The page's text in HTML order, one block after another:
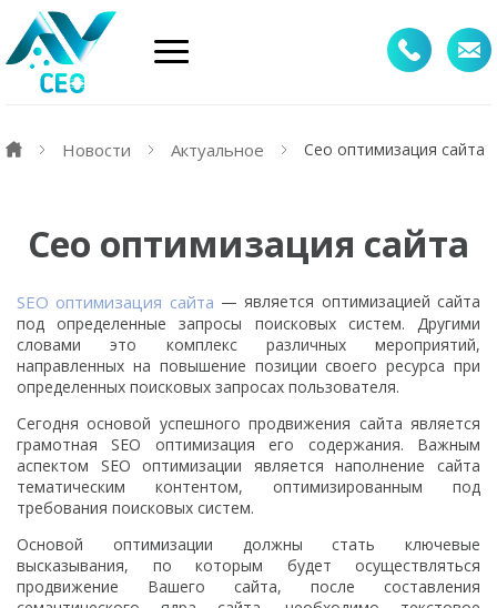
Новости Актуальное Сео оптимизация сайта
Сео оптимизация сайта
SEO оптимизация сайта — является оптимизацией сайта
под определенные запросы поисковых систем. Другими
словами это комплекс различных мероприятий,
направленных на повышение позиции своего ресурса при
определенных поисковых запросах пользователя.
Сегодня основой успешного продвижения сайта является
грамотная SEO оптимизация его содержания. Важным
аспектом SEO оптимизации является наполнение сайта
тематическим контентом, оптимизированным под
требования поисковых систем.
Основой оптимизации должны стать ключевые
высказывания, по которым будет осуществляться
продвижение Вашего сайта, после составления